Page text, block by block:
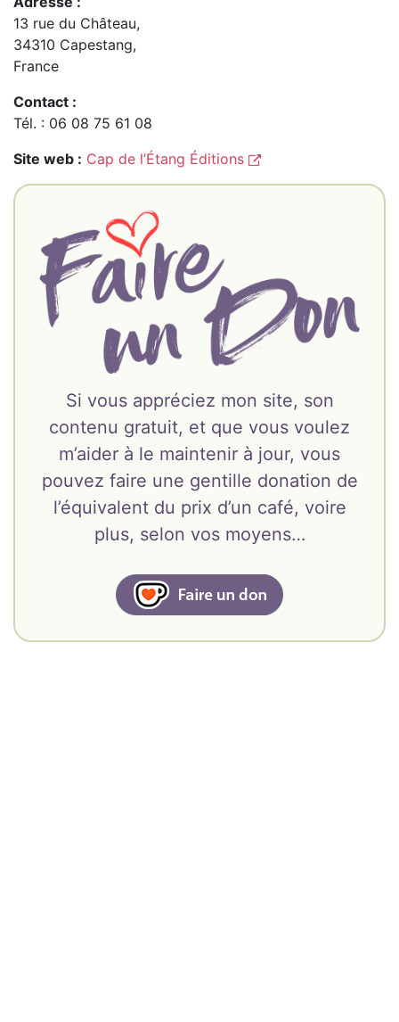
13 rue du Château,
34310 Capestang,
France
Contact :
Tél. : 06 08 75 61 08
Site web : Cap de l’Étang Éditions
Si vous appréciez mon site, son
contenu gratuit, et que vous voulez
m’aider à le maintenir à jour, vous
pouvez faire une gentille donation de
l’équivalent du prix d’un café, voire
plus, selon vos moyens…